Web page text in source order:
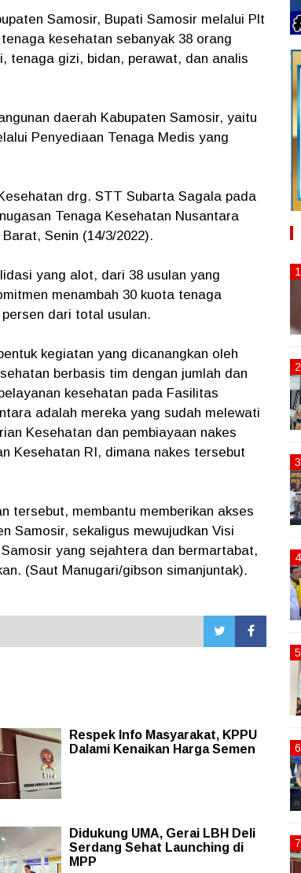
Samosir, Bupati Samosir melalui Plt
kesehatan sebanyak 38 orang
tenaga gizi, bidan, perawat, dan analis
daerah Kabupaten Samosir, yaitu
Penyediaan Tenaga Medis yang
drg. STT Subarta Sagala pada
Tenaga Kesehatan Nusantara
Senin (14/3/2022).
yang alot, dari 38 usulan yang
menambah 30 kuota tenaga
dari total usulan.
kegiatan yang dicanangkan oleh
berbasis tim dengan jumlah dan
kesehatan pada Fasilitas
adalah mereka yang sudah melewati
Kesehatan dan pembiayaan nakes
Kesehatan RI, dimana nakes tersebut
tersebut, membantu memberikan akses
Samosir, sekaligus mewujudkan Visi
yang sejahtera dan bermartabat,
(Saut Manugari/gibson simanjuntak).
Respek Info Masyarakat, KPPU
Dalami Kenaikan Harga Semen
Didukung UMA, Gerai LBH Deli
Serdang Sehat Launching di
MPP